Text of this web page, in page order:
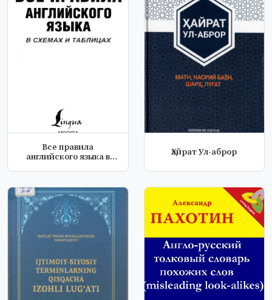
Все правила
английского языка в
Ҳайрат Ул-аброр